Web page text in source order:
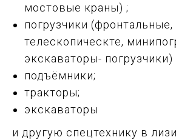
мостовые краны) ;
погрузчики (фронтальные,
телескопическте,
экскаваторы- погрузчики)
подъёмники;
тракторы;
экскаваторы
и другую спецтехнику в